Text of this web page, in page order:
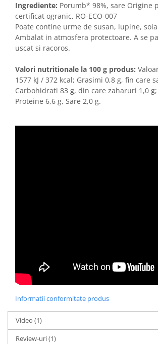
Ingrediente: Porumb* 98%, sare Origine
certificat ogranic, RO-ECO-007
Poate contine urme de susan, lupine,
Ambalat in atmosfera protectoare. A se
uscat si racoros.
Valori nutritionale la 100 g produs:
1577 kJ / 372 kcal; Grasimi 0,8 g, fin care
Carbohidrati 83 g, din care zaharuri 1,0 g;
Proteine 6,6 g, Sare 2,0 g.
Informatii conformitate produs
Video (1)
Review-uri(1)